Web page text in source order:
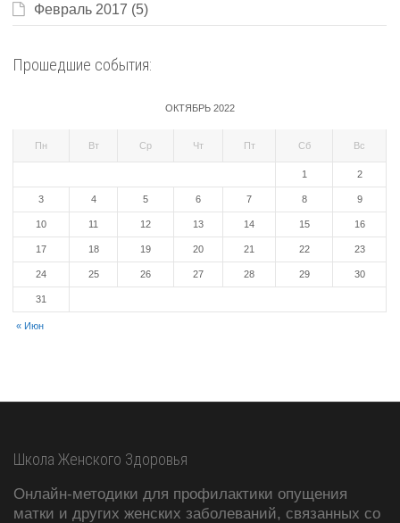
Февраль 2017 (5)
Прошедшие события:
ОКТЯБРЬ 2022
Пн Вт Ср Чт Пт Сб Вс
« Июн
1 2
3 4 5 6 7 8 9
10 11 12 13 14 15 16
17 18 19 20 21 22 23
24 25 26 27 28 29 30
31
Школа Женского Здоровья
Онлайн-методики для профилактики опущения
матки и других женских заболеваний, связанных со